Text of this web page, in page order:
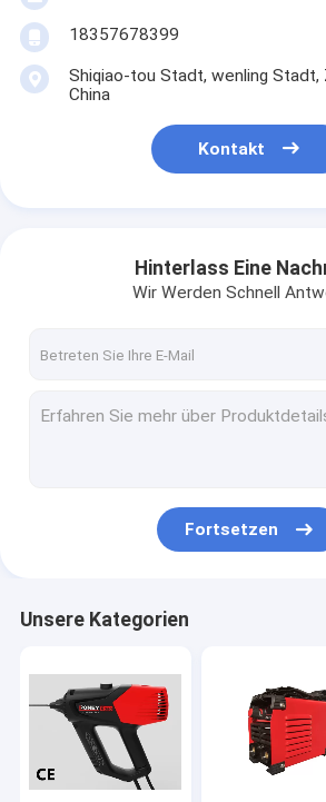
18357678399
Shiqiao-tou Stadt, wenling Stadt,
China
Kontakt
Hinterlass Eine
Wir Werden Schnell
Fortsetzen
Unsere Kategorien